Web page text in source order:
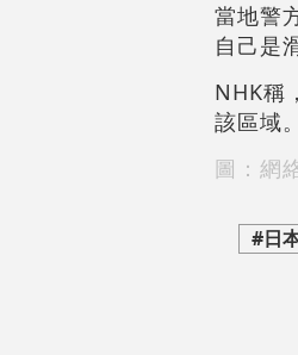
當地警
自己是
NHK稱
該區域
圖：網
#日